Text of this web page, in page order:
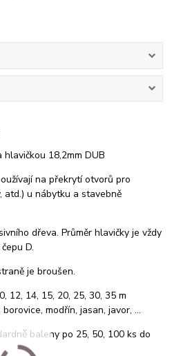
18,2mm DUB
na překrytí otvorů pro
atd.) u nábytku a stavebně
dřeva. Průměr hlavičky je vždy
D.
je broušen.
14, 15, 20, 25, 30, 35 m
modřín, jasan, javor, ...
baleny po 25, 50, 100 ks do